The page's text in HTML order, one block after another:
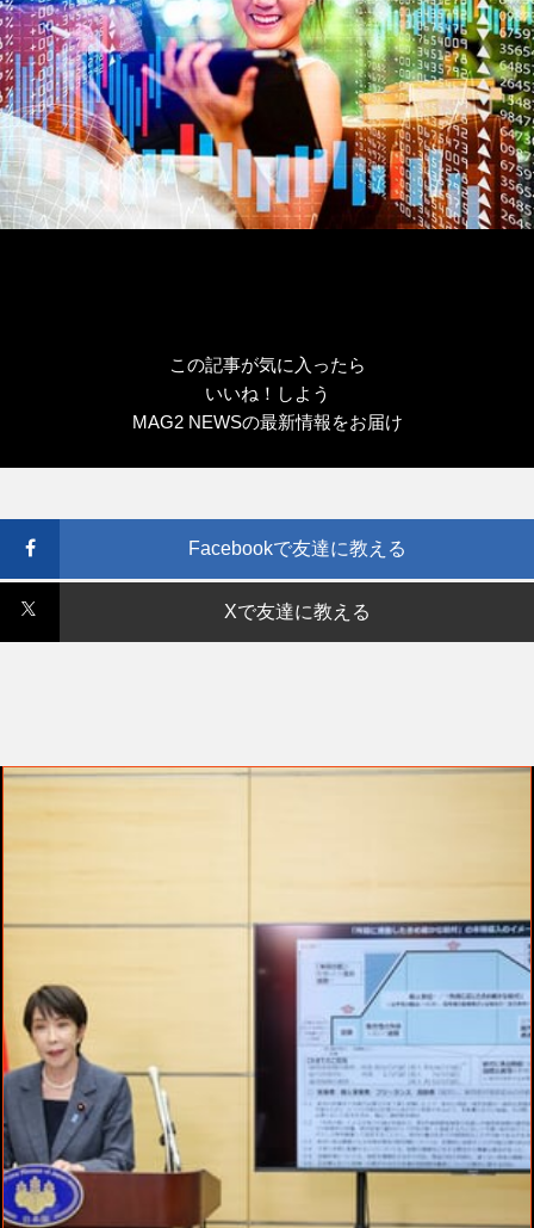
この記事が気に入ったら
いいね！しよう
MAG2 NEWSの最新情報をお届け
Facebookで友達に教える
Xで友達に教える